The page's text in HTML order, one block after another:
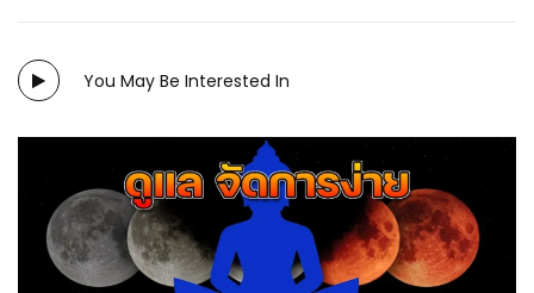
You May Be Interested In